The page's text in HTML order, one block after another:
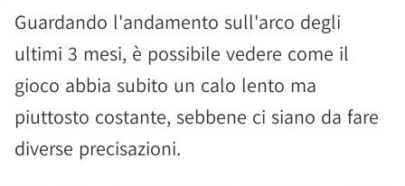
Guardando l'andamento sull'arco degli
ultimi 3 mesi, è possibile vedere come il
gioco abbia subito un calo lento ma
piuttosto costante, sebbene ci siano da fare
diverse precisazioni.